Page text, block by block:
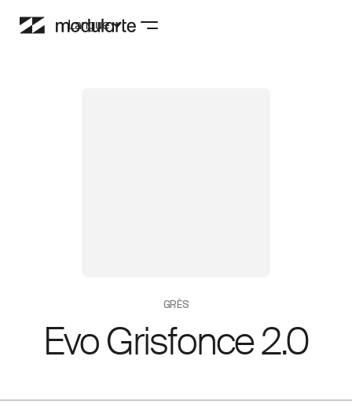
Langue
GRÈS
Evo Grisfonce 2.0